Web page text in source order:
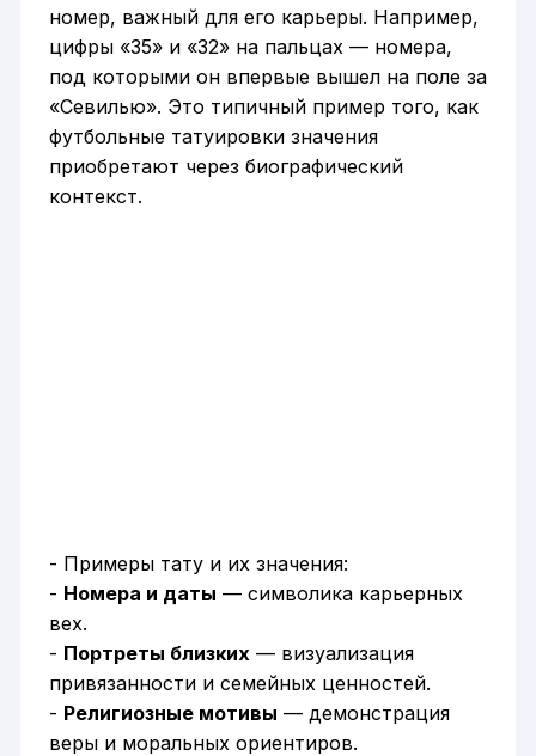
номер, важный для его карьеры. Например,
цифры «35» и «32» на пальцах — номера,
под которыми он впервые вышел на поле за
«Севилью». Это типичный пример того, как
футбольные татуировки значения
приобретают через биографический
контекст.
- Примеры тату и их значения:
- Номера и даты — символика карьерных
вех.
- Портреты близких — визуализация
привязанности и семейных ценностей.
- Религиозные мотивы — демонстрация
веры и моральных ориентиров.